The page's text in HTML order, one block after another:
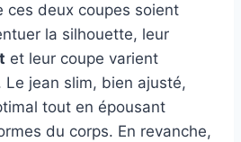
ces deux coupes soient
la silhouette, leur
et leur coupe varient
jean slim, bien ajusté,
tout en épousant
du corps. En revanche,